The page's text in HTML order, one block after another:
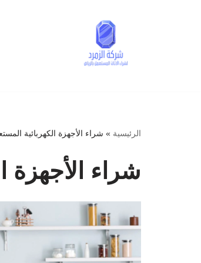
الرئيسية » شراء الأجهزة الكهربائية
شراء الأجهزة